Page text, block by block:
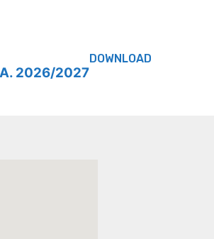
2026/2027
DOWNLOAD